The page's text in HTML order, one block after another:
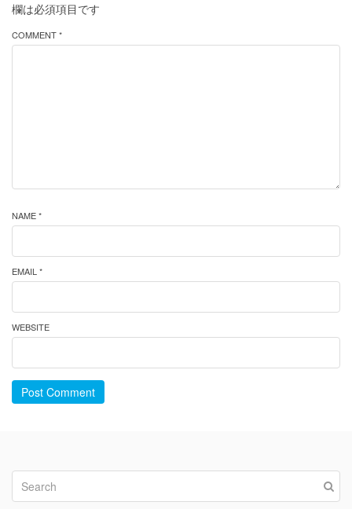
欄は必須項目です
COMMENT *
NAME *
EMAIL *
WEBSITE
Post Comment